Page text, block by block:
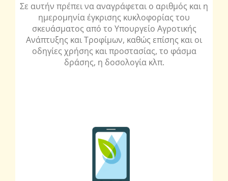
Σε αυτήν πρέπει να αναγράφεται ο αριθμός και η
ημερομηνία έγκρισης κυκλοφορίας του
σκευάσματος από το Υπουργείο Αγροτικής
Ανάπτυξης και Τροφίμων, καθώς επίσης και οι
οδηγίες χρήσης και προστασίας, το φάσμα
δράσης, η δοσολογία κλπ.